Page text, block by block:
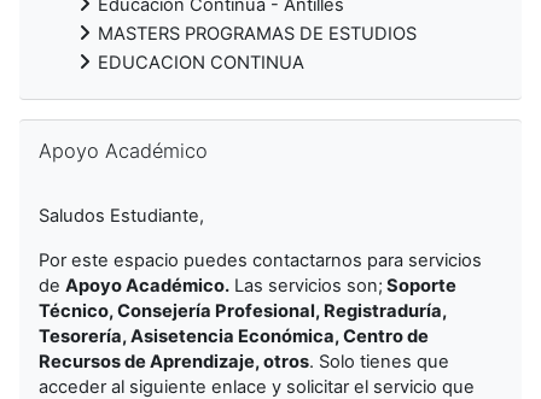
Educación Continua - Antilles
MASTERS PROGRAMAS DE ESTUDIOS
EDUCACION CONTINUA
Apoyo Académico
Saludos Estudiante,
Por este espacio puedes contactarnos para servicios
de Apoyo Académico. Las servicios son; Soporte
Técnico, Consejería Profesional, Registraduría,
Tesorería, Asisetencia Económica, Centro de
Recursos de Aprendizaje, otros. Solo tienes que
acceder al siguiente enlace y solicitar el servicio que